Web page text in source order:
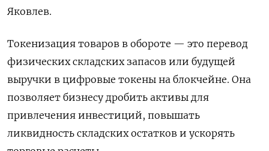
Яковлев.
Токенизация товаров в обороте — это перевод
физических складских запасов или будущей
выручки ‌в цифровые токены на блокчейне. Она
позволяет бизнесу дробить активы для
привлечения инвестиций, повышать
ликвидность складских остатков и ускорять